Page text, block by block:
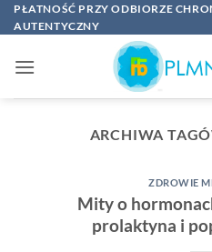
Przewiń
do
PŁATNOŚĆ PRZY ODBIORZE
AUTENTYCZNY
ARCHIWA
ZDROWIE
Mity o
prolaktyna i